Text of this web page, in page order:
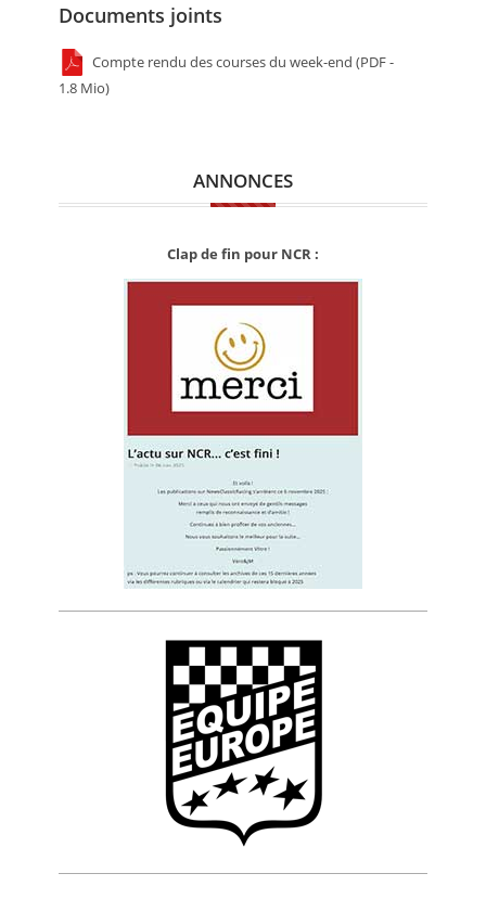
Documents joints
Compte rendu des courses du week-end (PDF -
1.8 Mio)
ANNONCES
Clap de fin pour NCR :